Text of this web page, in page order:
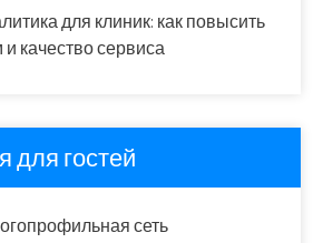
для клиник: как повысить
качество сервиса
гостей
сеть